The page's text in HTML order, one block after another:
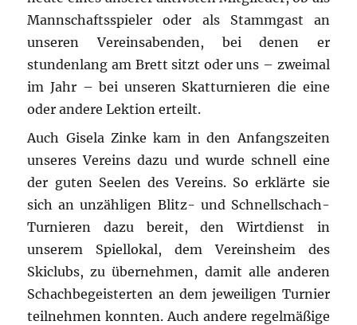
Mannschaftsspieler oder als Stammgast an
unseren Vereinsabenden, bei denen er
stundenlang am Brett sitzt oder uns – zweimal
im Jahr – bei unseren Skatturnieren die eine
oder andere Lektion erteilt.
Auch Gisela Zinke kam in den Anfangszeiten
unseres Vereins dazu und wurde schnell eine
der guten Seelen des Vereins. So erklärte sie
sich an unzähligen Blitz- und Schnellschach-
Turnieren dazu bereit, den Wirtdienst in
unserem Spiellokal, dem Vereinsheim des
Skiclubs, zu übernehmen, damit alle anderen
Schachbegeisterten an dem jeweiligen Turnier
teilnehmen konnten. Auch andere regelmäßige